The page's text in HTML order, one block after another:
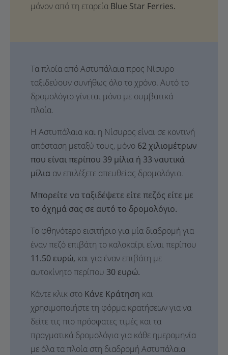
μόνον από τη εταρεία Blue Star Ferries.
Τα πλοία από Αστυπάλαια προς Νίσυρο
ταξιδεύουν συνήθως όλο το χρόνο. Αυτό το
δρομολόγιο γίνεται μόνο με συμβατικά
πλοία.
Η Αστυπάλαια και η Νίσυρος είναι σε κοντινή
απόσταση μεταξύ τους, μόνο 62 χιλιομέτρων
που είναι περίπου 39 μίλια ή 33 ναυτικά
μίλια αν επιλέξετε απευθείας δρομολόγιο.
Μπορείτε να ταξιδέψετε είτε πεζός είτε με
το όχημά σας σε αυτό το δρομολόγιο.
Το φθηνότερο εισιτήριο για μία διαδρομή για
έναν πεζό επιβάτη το καλοκαίρι είναι περίπου
11.50 ευρώ, και για έναν επιβάτη με
αυτοκίνητο περίπου 30 ευρώ.
Κάντε κλικ στο Κάνε Κράτηση και
χρησιμοποιήστε τη φόρμα κρατήσεων για να
δείτε τις πιο πρόσφατες τιμές και τα
πραγματικά δρομολόγια για κάθε ημερομηνία
με όλα τα πλοία στη διαδρομή Αστυπάλαια